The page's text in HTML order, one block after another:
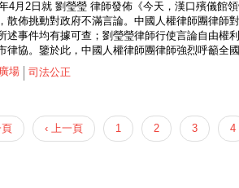
4月2日就 劉瑩瑩 律師發佈《今天，漢口殯儀館
散佈挑動對政府不滿言論。中國人權律師團律
述事件均有據可查；劉瑩瑩律師行使言論自由
律協。鑒於此，中國人權律師團律師強烈呼籲
場 司法公正
‹ 上一頁 1 2 3 4